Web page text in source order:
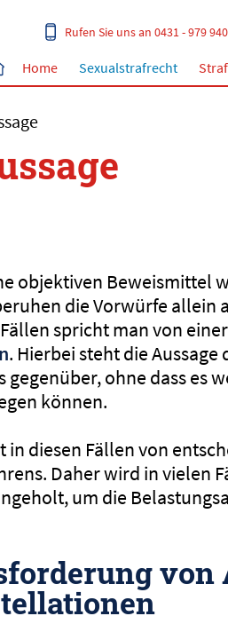
Rufen Sie uns an 0431 - 979
Home Sexualstrafrecht
objektiven Beweismittel
die Vorwürfe allein
spricht man von
. Hierbei steht die
ohne dass es
können.
diesen Fällen von
Daher wird in vielen
um die
von